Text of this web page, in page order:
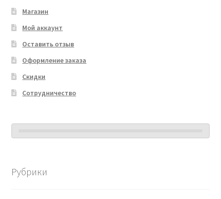
Магазин
Мой аккаунт
Оставить отзыв
Оформление заказа
Скидки
Сотрудничество
Рубрики